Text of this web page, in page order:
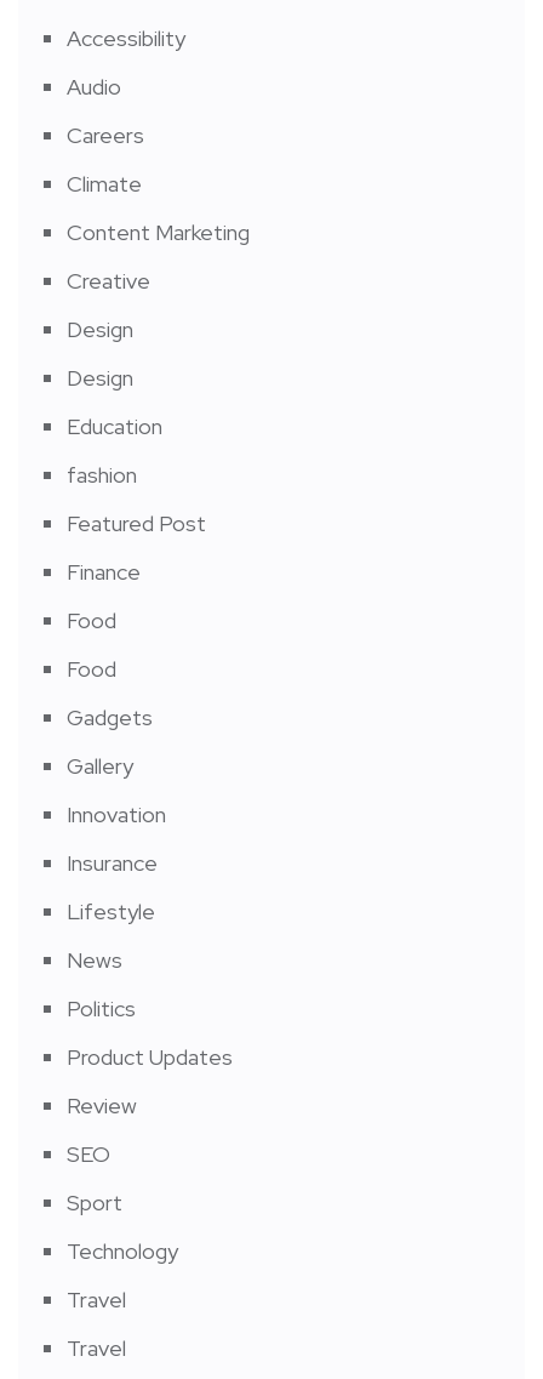
Accessibility
Audio
Careers
Climate
Content Marketing
Creative
Design
Design
Education
fashion
Featured Post
Finance
Food
Food
Gadgets
Gallery
Innovation
Insurance
Lifestyle
News
Politics
Product Updates
Review
SEO
Sport
Technology
Travel
Travel